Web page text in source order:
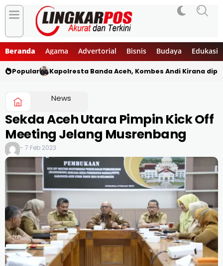
Beranda Agama Advertorial Bisnis Budaya Edukasi
Popular Kapolresta Banda Aceh, Kombes Andi Kirana
News
Sekda Aceh Utara Pimpin Kick Off
Meeting Jelang Musrenbang
- 7 Feb 2023